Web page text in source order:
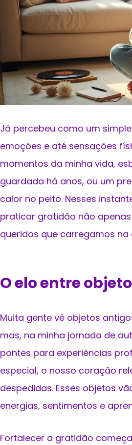
Já percebeu como um
emoções e até sensações
momentos da minha vida,
guardada há anos, ou um
calor no peito. Nesses
praticar gratidão não
queridos que carregamos na
O elo entre
Muita gente vê objetos
mas, na minha jornada de
pontes para experiências
especial, o nosso coração
despedidas. Esses objetos
energias, sentimentos e
Fortalecer a gratidão